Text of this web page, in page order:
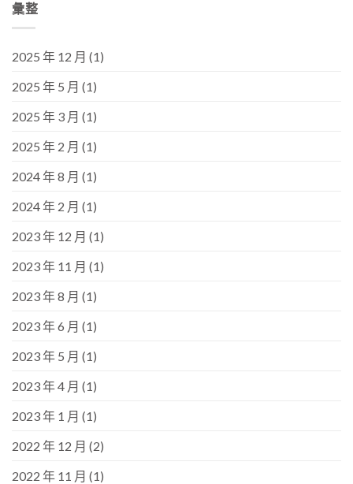
彙整
2025 年 12 月 (1)
2025 年 5 月 (1)
2025 年 3 月 (1)
2025 年 2 月 (1)
2024 年 8 月 (1)
2024 年 2 月 (1)
2023 年 12 月 (1)
2023 年 11 月 (1)
2023 年 8 月 (1)
2023 年 6 月 (1)
2023 年 5 月 (1)
2023 年 4 月 (1)
2023 年 1 月 (1)
2022 年 12 月 (2)
2022 年 11 月 (1)